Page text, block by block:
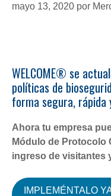
r
mayo 13, 2020 por
WELCOME® se
políticas de
forma segura, rápida
Ahora tu empresa
Módulo de Protocolo
ingreso de visitantes
IMPLEMÉNTALO